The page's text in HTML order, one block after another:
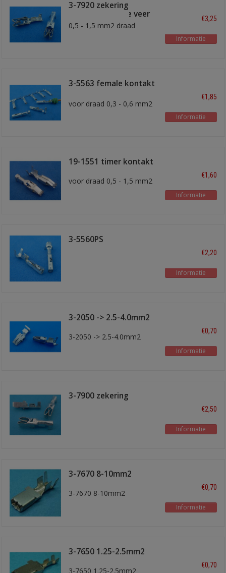
3-7920 zekering
kontakt dubbele veer
0,5 - 1,5 mm2 draad
€3,25
Informatie
3-5563 female kontakt
voor draad 0,3 - 0,6 mm2
€1,85
Informatie
19-1551 timer kontakt
voor draad 0,5 - 1,5 mm2
€1,60
Informatie
3-5560PS
€2,20
Informatie
3-2050 -> 2.5-4.0mm2
3-2050 -> 2.5-4.0mm2
€0,70
Informatie
3-7900 zekering
€2,50
Informatie
3-7670 8-10mm2
3-7670 8-10mm2
€0,70
Informatie
3-7650 1.25-2.5mm2
3-7650 1.25-2.5mm2
€0,70